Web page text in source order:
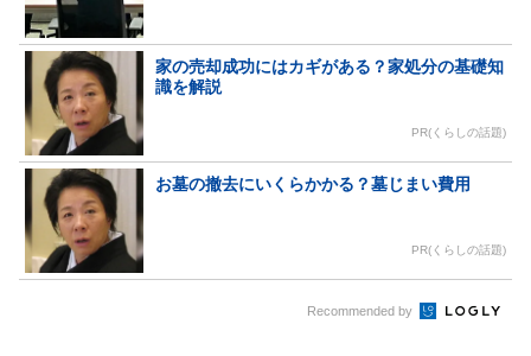
家の売却成功にはカギがある？家処分の基礎知
識を解説
PR(くらしの話題)
お墓の撤去にいくらかかる？墓じまい費用
PR(くらしの話題)
Recommended by